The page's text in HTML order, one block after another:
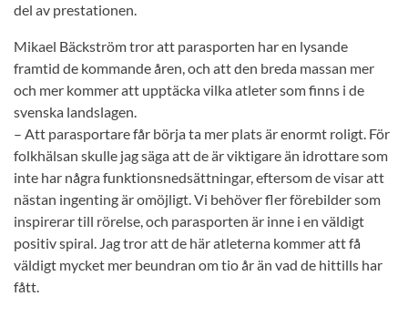
del av prestationen.
Mikael Bäckström tror att parasporten har en lysande
framtid de kommande åren, och att den breda massan mer
och mer kommer att upptäcka vilka atleter som finns i de
svenska landslagen.
– Att parasportare får börja ta mer plats är enormt roligt. För
folkhälsan skulle jag säga att de är viktigare än idrottare som
inte har några funktionsnedsättningar, eftersom de visar att
nästan ingenting är omöjligt. Vi behöver fler förebilder som
inspirerar till rörelse, och parasporten är inne i en väldigt
positiv spiral. Jag tror att de här atleterna kommer att få
väldigt mycket mer beundran om tio år än vad de hittills har
fått.